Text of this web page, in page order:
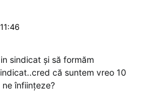
sindicat și să formăm
că suntem vreo 10
înființeze?